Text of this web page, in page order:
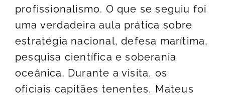
profissionalismo. O que se seguiu foi
uma verdadeira aula prática sobre
estratégia nacional, defesa marítima,
pesquisa científica e soberania
oceânica. Durante a visita, os
oficiais capitães tenentes, Mateus